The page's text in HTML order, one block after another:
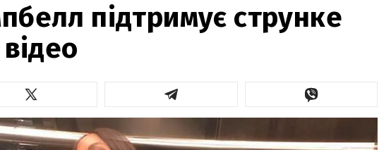
підтримує струнке